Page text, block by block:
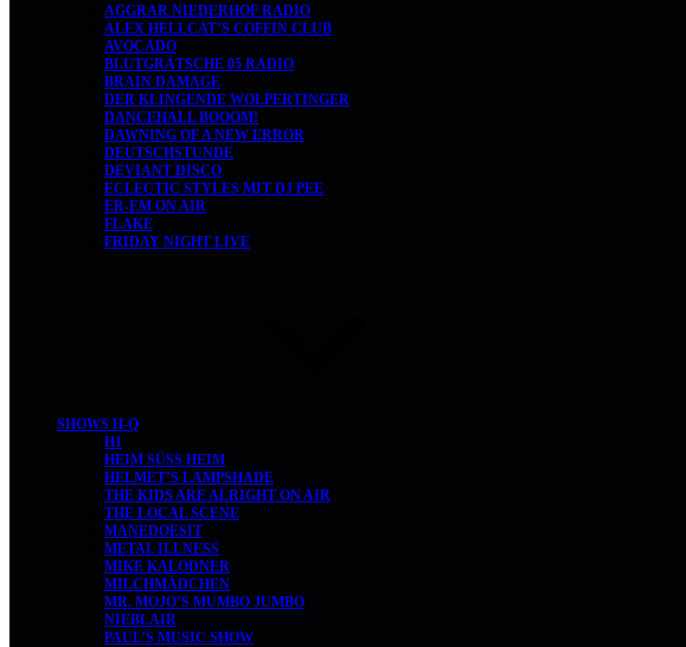
AGGRAR NIEDERHOF RADIO
ALEX HELLCAT’S COFFIN CLUB
AVOCADO
BLUTGRÄTSCHE 05 RADIO
BRAIN DAMAGE
DER KLINGENDE WOLPERTINGER
DANCEHALL BOOOM!
DAWNING OF A NEW ERROR
DEUTSCHSTUNDE
DEVIANT DISCO
ECLECTIC STYLES MIT DJ PEE
ER-EM ON AIR
FLAKE
FRIDAY NIGHT LIVE
SHOWS H-Q
H1
HEIM SÜSS HEIM
HELMET’S LAMPSHADE
THE KIDS ARE ALRIGHT ON AIR
THE LOCAL SCENE
MANEDOESIT
METAL ILLNESS
MIKE KALODNER
MILCHMÄDCHEN
MR. MOJO’S MUMBO JUMBO
NIEBLAIR
PAUL’S MUSIC SHOW